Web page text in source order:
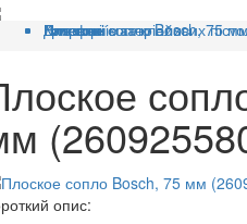
Головна
Категорії
Витратні матеріали
Для фенів та клейових
Плоское сопло Bosch, 75
опис: